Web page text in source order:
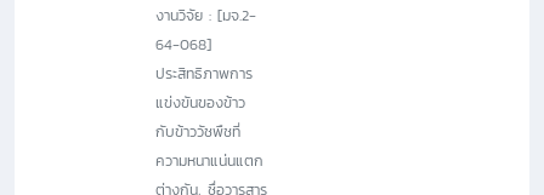
งานวิจัย : [มจ.2-
64-068]
ประสิทธิภาพการ
แข่งขันของข้าว
กับข้าววัชพืชที่
ความหนาแน่นแตก
ต่างกัน, ชื่อวารสาร